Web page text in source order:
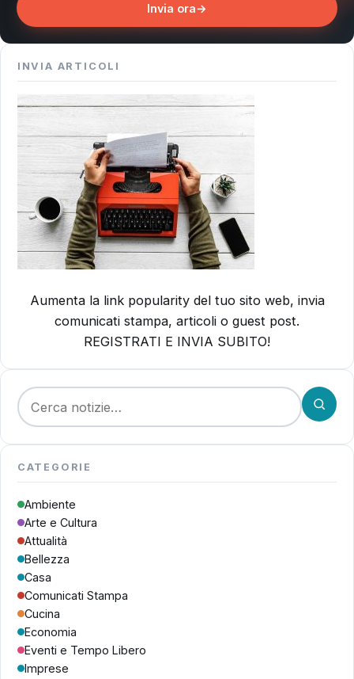
Invia ora→
INVIA ARTICOLI
Aumenta la link popularity del tuo sito web, invia
comunicati stampa, articoli o guest post.
REGISTRATI E INVIA SUBITO!
Cerca:
CATEGORIE
Ambiente
Arte e Cultura
Attualità
Bellezza
Casa
Comunicati Stampa
Cucina
Economia
Eventi e Tempo Libero
Imprese